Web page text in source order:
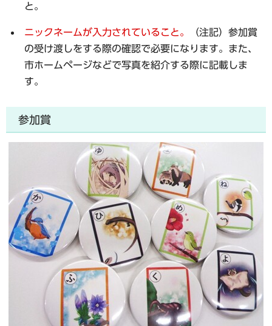
と。
ニックネームが入力されていること。
（注記）参加賞
の受け渡しをする際の確認で必要になります。また、
市ホームページなどで写真を紹介する際に記載しま
す。
参加賞